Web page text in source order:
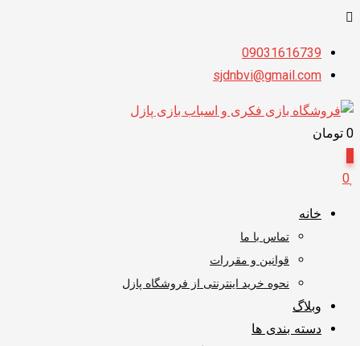
پرش
محتوا
09031616739
sjdnbvi@gmail.com
0 تومان
0
خانه
تماس با ما
قوانین و مقررات
نحوه خرید اینترنتی از فروشگاه پازل
وبلاگ
دسته بندی ها